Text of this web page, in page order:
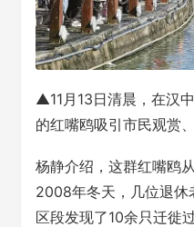
▲11月13日清晨，在汉
的红嘴鸥吸引市民观赏
杨静介绍，这群红嘴鸥
2008年冬天，几位退休
区段发现了10余只迁徙